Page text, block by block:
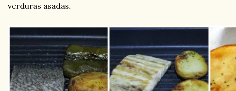
verduras asadas.